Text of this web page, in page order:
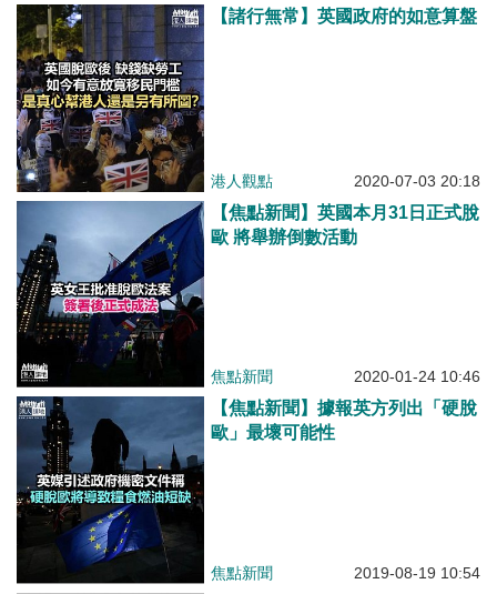
【諸行無常】英國政府的如意算盤
港人觀點 2020-07-03 20:18
【焦點新聞】英國本月31日正式脫
歐 將舉辦倒數活動
焦點新聞 2020-01-24 10:46
【焦點新聞】據報英方列出「硬脫
歐」最壞可能性
焦點新聞 2019-08-19 10:54